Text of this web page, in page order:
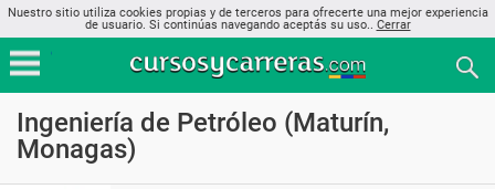
Nuestro sitio utiliza cookies propias y de terceros para ofrecerte una mejor experiencia
de usuario. Si continúas navegando aceptás su uso.. Cerrar
Ingeniería de Petróleo (Maturín,
Monagas)